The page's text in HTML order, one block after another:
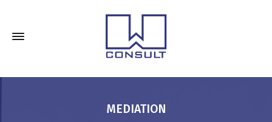
MEDIATION